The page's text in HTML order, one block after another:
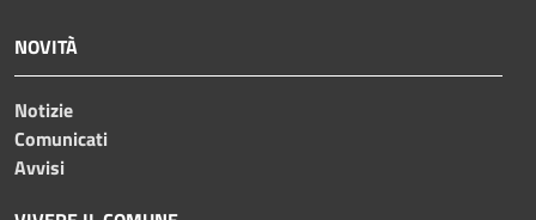
NOVITÀ
Notizie
Comunicati
Avvisi